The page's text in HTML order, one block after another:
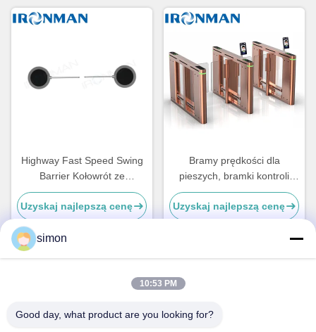
Highway Fast Speed ​​Swing
Barrier Kołowrót ze
wskaźnikiem kierunku
Uzyskaj najlepszą cenę
Bramy prędkości dla
pieszych, bramki kontroli
bezpieczeństwa dla szpitali
Uzyskaj najlepszą cenę
Adres
simon
10:53 PM
Good day, what product are you looking for?